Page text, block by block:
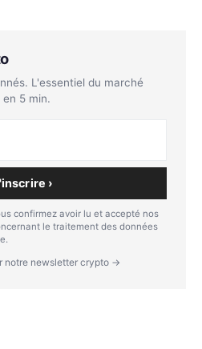
L'essentiel du marché
5 min.
›
confirmez avoir lu et accepté nos
le traitement des données
notre newsletter crypto →